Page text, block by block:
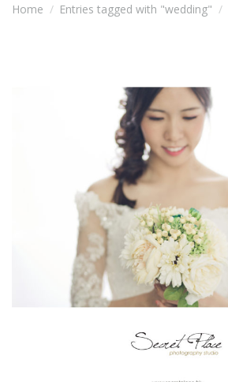
Home Entries tagged with "wedding"